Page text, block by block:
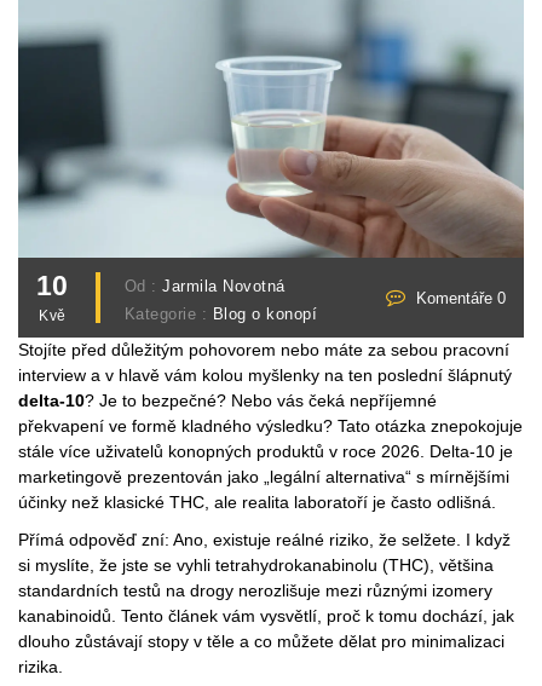
10
Kvě
Od :Jarmila Novotná
Kategorie : Blog o konopí
Komentáře 0
Stojíte před důležitým pohovorem nebo máte za sebou pracovní
interview a v hlavě vám kolou myšlenky na ten poslední šlápnutý
delta-10? Je to bezpečné? Nebo vás čeká nepříjemné
překvapení ve formě kladného výsledku? Tato otázka znepokojuje
stále více uživatelů konopných produktů v roce 2026. Delta-10 je
marketingově prezentován jako „legální alternativa“ s mírnějšími
účinky než klasické THC, ale realita laboratoří je často odlišná.
Přímá odpověď zní: Ano, existuje reálné riziko, že selžete. I když
si myslíte, že jste se vyhli tetrahydrokanabinolu (THC), většina
standardních testů na drogy nerozlišuje mezi různými izomery
kanabinoidů. Tento článek vám vysvětlí, proč k tomu dochází, jak
dlouho zůstávají stopy v těle a co můžete dělat pro minimalizaci
rizika.